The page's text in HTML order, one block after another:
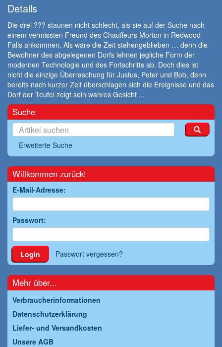
Details
Die drei ??? staunen nicht schlecht, als sie auf der Suche nach
einem vermissten Freund des Chauffeurs Morton in Redwood
Falls ankommen. Als wäre die Zeit stehengeblieben … denn die
Bewohner des abgelegenen Dorfs lehnen jegliche Form der
modernen Technologie und des Fortschritts ab. Doch dies ist
nicht die einzige Überraschung für Justus, Peter und Bob, denn
bereits nach kurzer Zeit überschlagen sich die Ereignisse und das
Dorf der Teufel zeigt sein wahres Gesicht ...
Suche
Erweiterte Suche
Willkommen zurück!
E-Mail-Adresse:
Passwort:
Login Passwort vergessen?
Mehr über...
Verbraucherinformationen
Datenschutzerklärung
Liefer- und Versandkosten
Unsere AGB